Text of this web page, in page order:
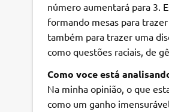
número aumentará para 3.
formando mesas para
também para trazer uma
como questões raciais, de
Como voce está
Na minha opinião, o que
como um ganho